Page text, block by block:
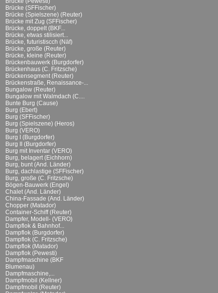
Brücke (SFFischer)
Brücke (Spielszene) (Reuter)
Brücke mit Zug (SFFischer)
Brücke, doppelt (BKF...
Brücke, etwas stilisiert...
Brücke, futuristiscch (Näf)
Brücke, große (Reuter)
Brücke, kleine (Reuter)
Brückenbauwerk (Burgdorfer)
Brückenhaus (C. Fritzsche)
Brückensegment (Reuter)
Brückenstraße, Renaissance-...
Bungalow (Reuter)
Bungalow mit Walmdach (C....
Bunte Burg (Cause)
Burg (Ebert)
Burg (SFFischer)
Burg (Spielszene) (Heros)
Burg (VERO)
Burg I (Burgdorfer)
Burg II (Burgdorfer)
Burg mit Inventar (VERO)
Burg, belagert (Eichhorn)
Burg, bunt (And. Länder)
Burg, dachlastige (SFFischer)
Burg, große (C. Fritzsche)
Bögen-Bauwerk (Engel)
Chalet (And. Länder)
China-Fassade (And. Länder)
Chopper (Matador)
Container-Schiff (Reuter)
Dampfer, Modell- (VERO)
Dampflok & Bahnhof...
Dampflok (Burgdorfer)
Dampflok (C. Fritzsche)
Dampflok (Matador)
Dampflok (Pewesti)
Dampfmaschine (BKF
Blumenau)
Dampfmaschine,...
Dampfmobil (Kellner)
Dampfmobil (Reuter)